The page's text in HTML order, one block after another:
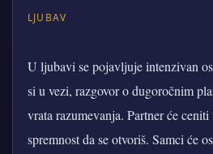
LJUBAV
U ljubavi se pojavljuje intenzivan
si u vezi, razgovor o dugoročnim
vrata razumevanja. Partner će
spremnost da se otvoriš. Samci će